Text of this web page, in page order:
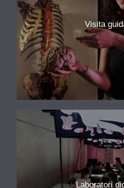
Visita
Laboratori